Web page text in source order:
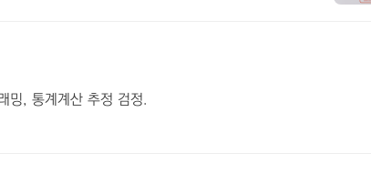
밍, 통계계산 추정 검정.